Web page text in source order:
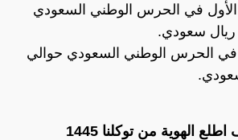
الأول في الحرس الوطني السعودي
في الحرس الوطني السعودي حوالي
الهوية من توكلنا 1445